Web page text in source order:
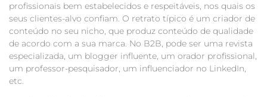
profissionais bem estabelecidos e respeitáveis, nos quais os
seus clientes-alvo confiam. O retrato típico é um criador de
conteúdo no seu nicho, que produz conteúdo de qualidade
de acordo com a sua marca. No B2B, pode ser uma revista
especializada, um blogger influente, um orador profissional,
um professor-pesquisador, um influenciador no LinkedIn,
etc.